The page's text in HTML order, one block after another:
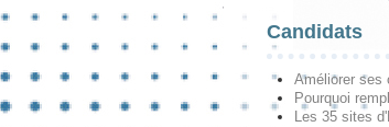
Candidats
Améliorer ses
Pourquoi
Les 35 sites